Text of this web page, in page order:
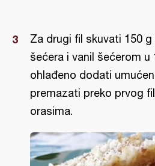
Za drugi fil skuvati 150 g
šećera i vanil šećerom u
ohlađeno dodati
premazati preko prvog
orasima.